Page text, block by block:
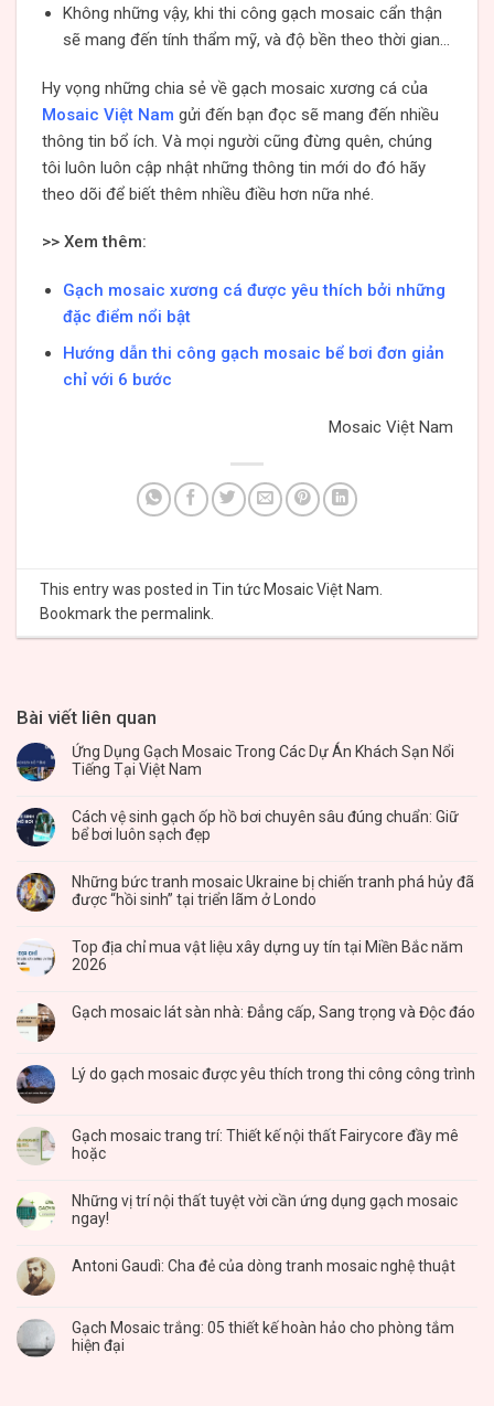
Không những vậy, khi thi công gạch mosaic cẩn thận
sẽ mang đến tính thẩm mỹ, và độ bền theo thời gian…
Hy vọng những chia sẻ về gạch mosaic xương cá của
Mosaic Việt Nam gửi đến bạn đọc sẽ mang đến nhiều
thông tin bổ ích. Và mọi người cũng đừng quên, chúng
tôi luôn luôn cập nhật những thông tin mới do đó hãy
theo dõi để biết thêm nhiều điều hơn nữa nhé.
>> Xem thêm:
Gạch mosaic xương cá được yêu thích bởi những
đặc điểm nổi bật
Hướng dẫn thi công gạch mosaic bể bơi đơn giản
chỉ với 6 bước
Mosaic Việt Nam
This entry was posted in Tin tức Mosaic Việt Nam
Bookmark the permalink
Bài viết liên quan
Ứng Dụng Gạch Mosaic Trong Các Dự Án Khách Sạn Nổi
Tiếng Tại Việt Nam
Cách vệ sinh gạch ốp hồ bơi chuyên sâu đúng chuẩn: Giữ
bể bơi luôn sạch đẹp
Những bức tranh mosaic Ukraine bị chiến tranh phá hủy đã
được “hồi sinh” tại triển lãm ở Londo
Top địa chỉ mua vật liệu xây dựng uy tín tại Miền Bắc năm
2026
Gạch mosaic lát sàn nhà: Đẳng cấp, Sang trọng và Độc đáo
Lý do gạch mosaic được yêu thích trong thi công công trình
Gạch mosaic trang trí: Thiết kế nội thất Fairycore đầy mê
hoặc
Những vị trí nội thất tuyệt vời cần ứng dụng gạch mosaic
ngay!
Antoni Gaudì: Cha đẻ của dòng tranh mosaic nghệ thuật
Gạch Mosaic trắng: 05 thiết kế hoàn hảo cho phòng tắm
hiện đại